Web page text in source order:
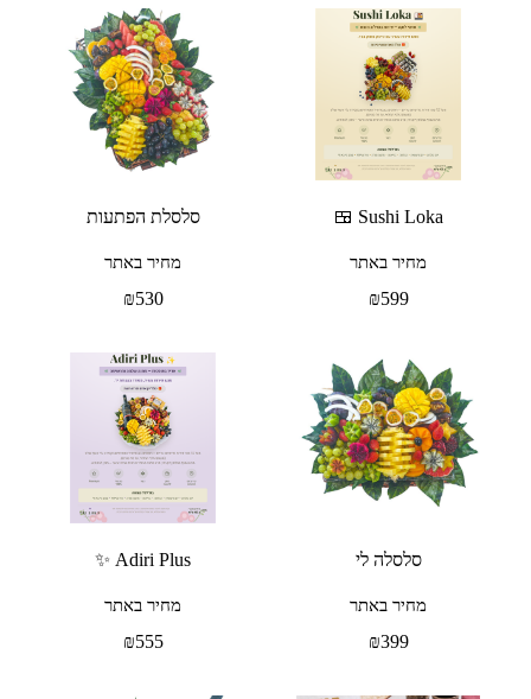
Sushi Loka 🍱
מחיר באתר
₪599
סלסלת הפתעות
מחיר באתר
₪530
סלסלה לי
מחיר באתר
₪399
Adiri Plus ✨
מחיר באתר
₪555